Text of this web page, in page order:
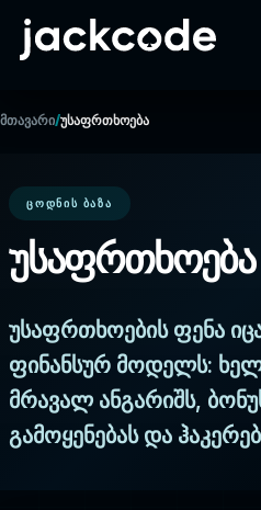
მთავარი/უსაფრთხოება
ᲪᲝᲓᲜᲘᲡ ᲑᲐᲖᲐ
უსაფრთხოება
უსაფრთხოების ფენა
ფინანსურ მოდელს:
მრავალ ანგარიშს,
გამოყენებას და